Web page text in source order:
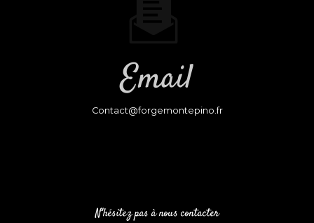
Email
contact@forgemontepino.fr
N'hésitez pas à nous contacter